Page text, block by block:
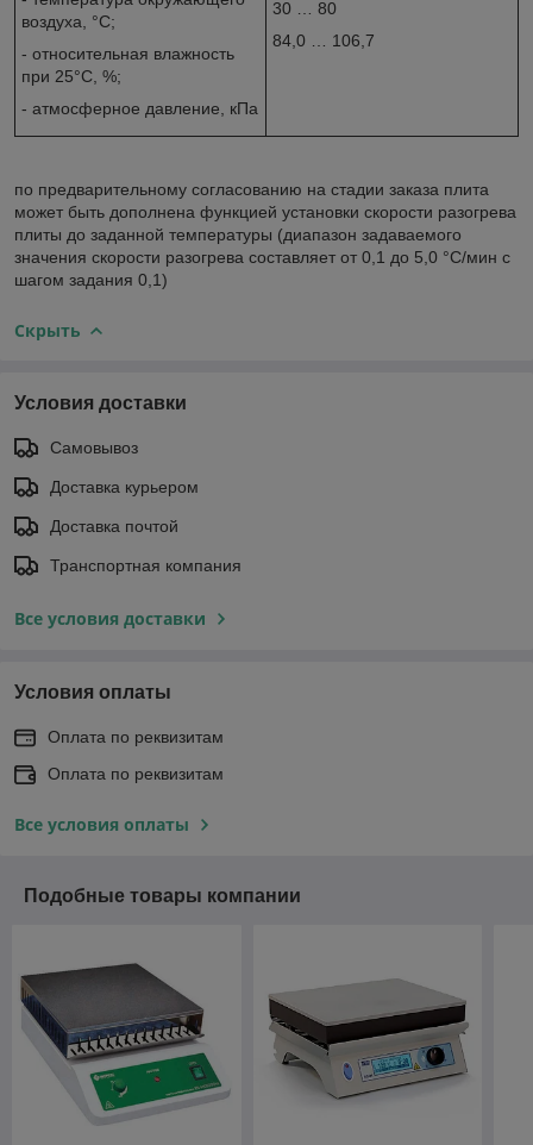
воздуха, °С;
- относительная влажность
при 25°С, %;
- атмосферное давление, кПа
30 … 80
84,0 … 106,7
по предварительному согласованию на стадии заказа плита
может быть дополнена функцией установки скорости разогрева
плиты до заданной температуры (диапазон задаваемого
значения скорости разогрева составляет от 0,1 до 5,0 °С/мин с
шагом задания 0,1)
Скрыть
Условия доставки
Самовывоз
Доставка курьером
Доставка почтой
Транспортная компания
Все условия доставки
Условия оплаты
Оплата по реквизитам
Оплата по реквизитам
Все условия оплаты
Подобные товары компании